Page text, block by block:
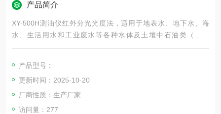
产品简介
XY-500H测油仪红外分光光度法，适用于地表水、地下水、海
水、生活用水和工业废水等各种水体及土壤中石油类（矿物
油）、动植物油及总油含量的监测，同时也是烟气(饮食行业油
度检测及含各种不同C-H键有机物总量和分量的测量等。
产品型号：
更新时间：2025-10-20
厂商性质：生产厂家
访问量：277